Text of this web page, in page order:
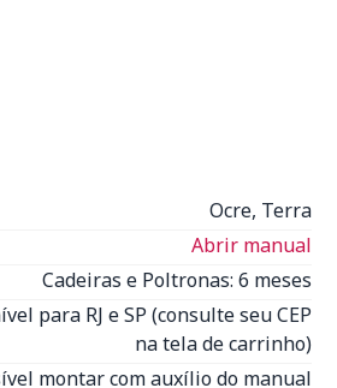
Ocre, Terra
Abrir manual
Cadeiras e Poltronas: 6 meses
para RJ e SP (consulte seu CEP
na tela de carrinho)
montar com auxílio do manual